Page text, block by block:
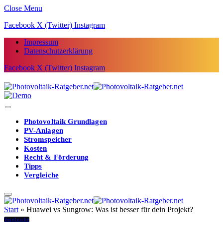
Close Menu
Facebook X (Twitter) Instagram
Impressum
Datenschutzerklärung
Facebook X (Twitter) Instagram
Photovoltaik Grundlagen
PV-Anlagen
Stromspeicher
Kosten
Recht & Förderung
Tipps
Vergleiche
Start » Huawei vs Sungrow: Was ist besser für dein Projekt?
Vergleiche